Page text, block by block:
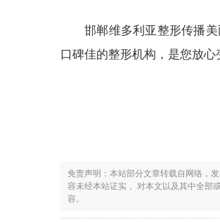
邯郸维多利亚整形传播
口碑佳的整形机构，是您放心
免责声明：本站部分文章转载自网络，
容未经本站证实， 对本文以及其中全部
容。